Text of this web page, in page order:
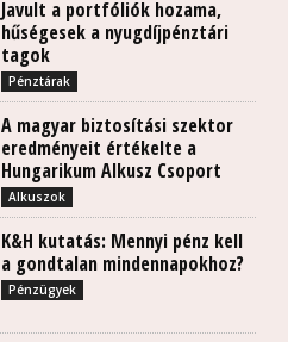
Javult a portfóliók hozama,
hűségesek a nyugdíjpénztári
tagok
Pénztárak
A magyar biztosítási szektor
eredményeit értékelte a
Hungarikum Alkusz Csoport
Alkuszok
K&H kutatás: Mennyi pénz kell
a gondtalan mindennapokhoz?
Pénzügyek